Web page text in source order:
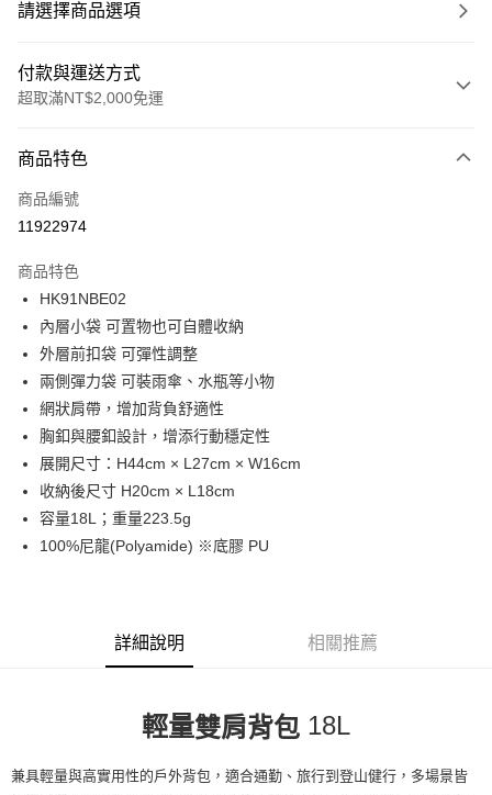
請選擇商品選項
付款與運送方式
超取滿NT$2,000免運
信用卡一次付款
LINE Pay
街口支付
悠遊付
ATM付款
運送方式
一般全家取貨
每筆NT$100
全家超取(2000以上免運)
每筆NT$100
商品特色
商品編號
11922974
商品特色
HK91NBE02
內層小袋 可置物也可自體收納
外層前扣袋 可彈性調整
兩側彈力袋 可裝雨傘、水瓶等小物
網狀肩帶，增加背負舒適性
胸釦與腰釦設計，增添行動穩定性
展開尺寸：H44cm × L27cm × W16cm
收納後尺寸 H20cm × L18cm
容量18L；重量223.5g
100%尼龍(Polyamide) ※底膠 PU
詳細說明 相關推薦
輕量雙肩背包 18L
兼具輕量與高實用性的戶外背包，適合通勤、旅行到登山健行，多場景皆